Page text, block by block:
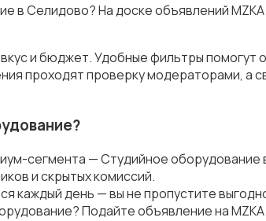
в Селидово? На доске объявлений
и бюджет. Удобные фильтры помогут
проходят проверку модераторами, а
сегмента — Студийное
и скрытых комиссий.
каждый день — вы не пропустите
Подайте объявление на